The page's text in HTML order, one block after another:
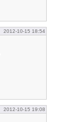
2012-10-15 18:54
2012-10-15 19:08